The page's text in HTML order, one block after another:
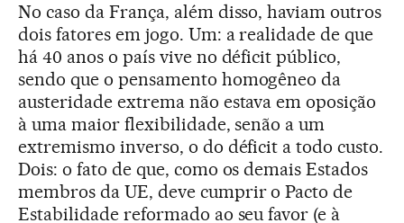
No caso da França, além disso, haviam outros
dois fatores em jogo. Um: a realidade de que
há 40 anos o país vive no déficit público,
sendo que o pensamento homogêneo da
austeridade extrema não estava em oposição
à uma maior flexibilidade, senão a um
extremismo inverso, o do déficit a todo custo.
Dois: o fato de que, como os demais Estados
membros da UE, deve cumprir o Pacto de
Estabilidade reformado ao seu favor (e à